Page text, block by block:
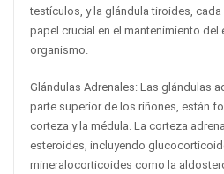
testículos, y la glándula tiroides,
papel crucial en el mantenimiento
organismo.
Glándulas Adrenales: Las glándulas
parte superior de los riñones, están
corteza y la médula. La corteza
esteroides, incluyendo
mineralocorticoides como la